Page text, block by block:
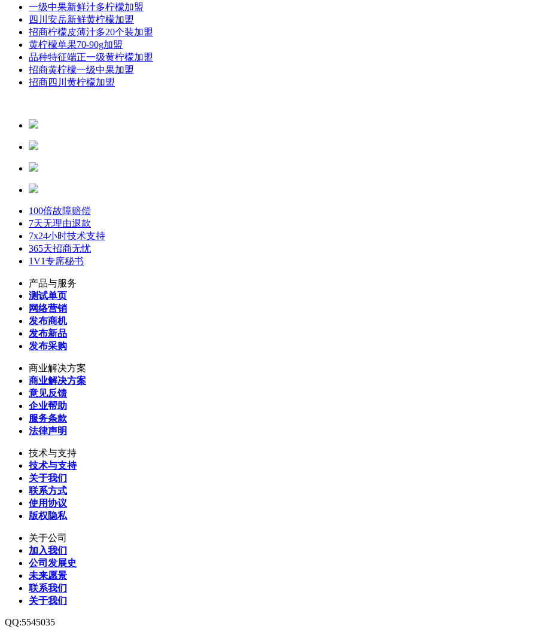
一级中果新鲜汁多柠檬加盟
四川安岳新鲜黄柠檬加盟
招商柠檬皮薄汁多20个装加盟
黄柠檬单果70-90g加盟
品种特征端正一级黄柠檬加盟
招商黄柠檬一级中果加盟
招商四川黄柠檬加盟
100倍故障赔偿
7天无理由退款
7x24小时技术支持
365天招商无忧
1V1专席秘书
产品与服务
测试单页
网络营销
发布商机
发布新品
发布采购
商业解决方案
商业解决方案
意见反馈
企业帮助
服务条款
法律声明
技术与支持
技术与支持
关于我们
联系方式
使用协议
版权隐私
关于公司
加入我们
公司发展史
未来愿景
联系我们
关于我们
QQ:5545035